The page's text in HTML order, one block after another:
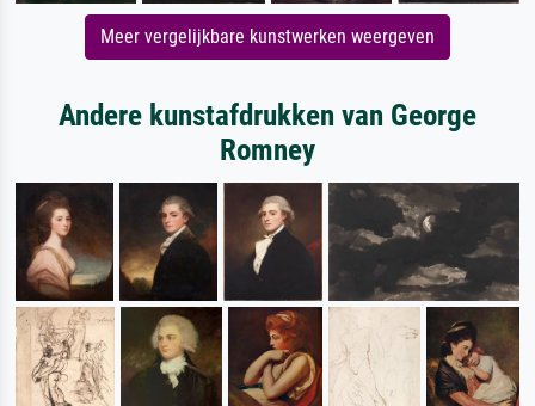
Meer vergelijkbare kunstwerken weergeven
Andere kunstafdrukken van George
Romney